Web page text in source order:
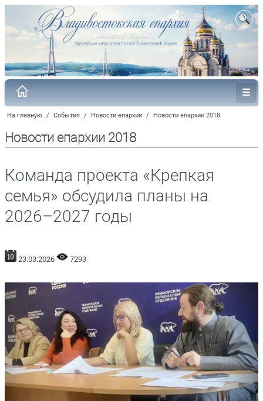
На главную / События / Новости епархии / Новости епархии 2018
Новости епархии 2018
Команда проекта «Крепкая
семья» обсудила планы на
2026–2027 годы
23.03.2026 7293